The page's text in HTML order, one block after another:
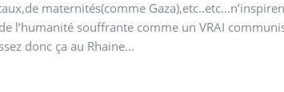
maternités(comme
l’humanité souffrante comme un VRAI
donc ça au Rhaine...